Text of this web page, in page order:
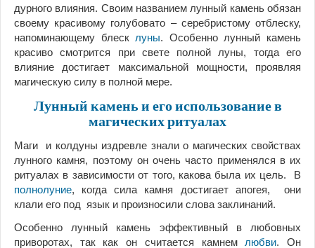
дурного влияния. Своим названием лунный камень обязан
своему красивому голубовато – серебристому отблеску,
напоминающему блеск луны. Особенно лунный камень
красиво смотрится при свете полной луны, тогда его
влияние достигает максимальной мощности, проявляя
магическую силу в полной мере.
Лунный камень и его использование в
магических ритуалах
Маги и колдуны издревле знали о магических свойствах
лунного камня, поэтому он очень часто применялся в их
ритуалах в зависимости от того, какова была их цель. В
полнолуние, когда сила камня достигает апогея, они
клали его под язык и произносили слова заклинаний.
Особенно лунный камень эффективный в любовных
приворотах, так как он считается камнем любви. Он